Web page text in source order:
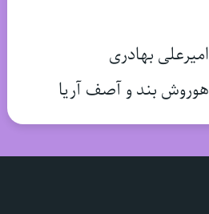
بهادری
بند و آصف آریا